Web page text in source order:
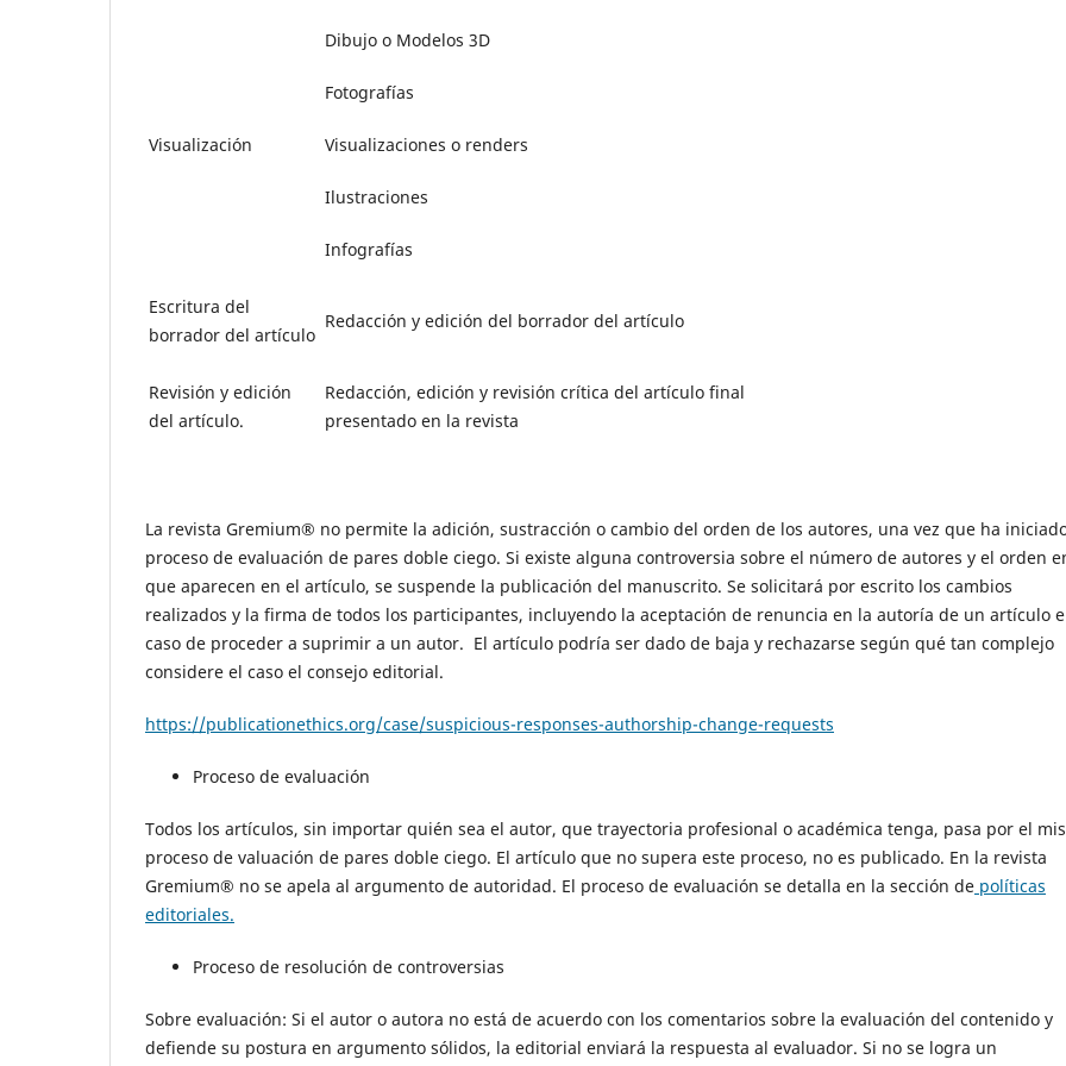
Visualización
Dibujo o Modelos 3D
Fotografías
Visualizaciones o renders
Ilustraciones
Infografías
Escritura del
borrador del artículo
Redacción y edición del borrador del artículo
Revisión y edición
del artículo.
Redacción, edición y revisión crítica del artículo final
presentado en la revista
La revista Gremium® no permite la adición, sustracción o cambio del orden de los autores, una vez que ha
proceso de evaluación de pares doble ciego. Si existe alguna controversia sobre el número de autores y el orden
que aparecen en el artículo, se suspende la publicación del manuscrito. Se solicitará por escrito los cambios
realizados y la firma de todos los participantes, incluyendo la aceptación de renuncia en la autoría de un artículo
caso de proceder a suprimir a un autor. El artículo podría ser dado de baja y rechazarse según qué tan complejo
considere el caso el consejo editorial.
https://publicationethics.org/case/suspicious-responses-authorship-change-requests
Proceso de evaluación
Todos los artículos, sin importar quién sea el autor, que trayectoria profesional o académica tenga, pasa por el
proceso de valuación de pares doble ciego. El artículo que no supera este proceso, no es publicado. En la revista
Gremium® no se apela al argumento de autoridad. El proceso de evaluación se detalla en la sección de políticas
editoriales.
Proceso de resolución de controversias
Sobre evaluación: Si el autor o autora no está de acuerdo con los comentarios sobre la evaluación del contenido y
defiende su postura en argumento sólidos, la editorial enviará la respuesta al evaluador. Si no se logra un